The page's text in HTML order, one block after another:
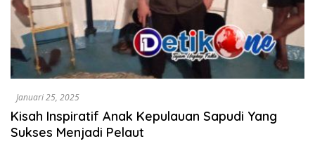
Januari 25, 2025
Kisah Inspiratif Anak Kepulauan Sapudi Yang
Sukses Menjadi Pelaut